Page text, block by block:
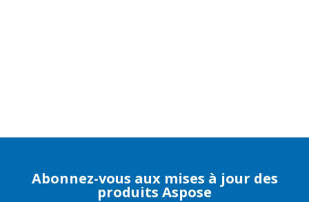
Abonnez-vous aux mises à jour des
produits Aspose